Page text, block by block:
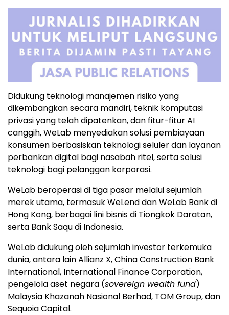
Didukung teknologi manajemen risiko yang
dikembangkan secara mandiri, teknik komputasi
privasi yang telah dipatenkan, dan fitur-fitur AI
canggih, WeLab menyediakan solusi pembiayaan
konsumen berbasiskan teknologi seluler dan layanan
perbankan digital bagi nasabah ritel, serta solusi
teknologi bagi pelanggan korporasi.
WeLab beroperasi di tiga pasar melalui sejumlah
merek utama, termasuk WeLend dan WeLab Bank di
Hong Kong, berbagai lini bisnis di Tiongkok Daratan,
serta Bank Saqu di Indonesia.
WeLab didukung oleh sejumlah investor terkemuka
dunia, antara lain Allianz X, China Construction Bank
International, International Finance Corporation,
pengelola aset negara (sovereign wealth fund)
Malaysia Khazanah Nasional Berhad, TOM Group, dan
Sequoia Capital.